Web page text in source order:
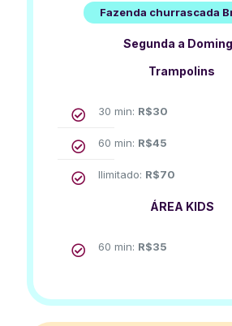
Fazenda churrascada
Segunda a
Trampolins
30 min: R$30
60 min: R$45
Ilimitado: R$70
ÁREA KIDS
60 min: R$35